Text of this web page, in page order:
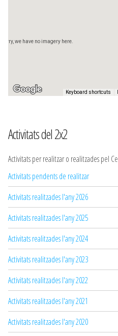
Sorry, we have no imagery here.
Keyboard shortcuts
Activitats del 2x2
Activitats per realitzar o realitzades pel
Activitats pendents de realitzar
Activitats realitzades l'any 2026
Activitats realitzades l'any 2025
Activitats realitzades l'any 2024
Activitats realitzades l'any 2023
Activitats realitzades l'any 2022
Activitats realitzades l'any 2021
Activitats realitzades l'any 2020